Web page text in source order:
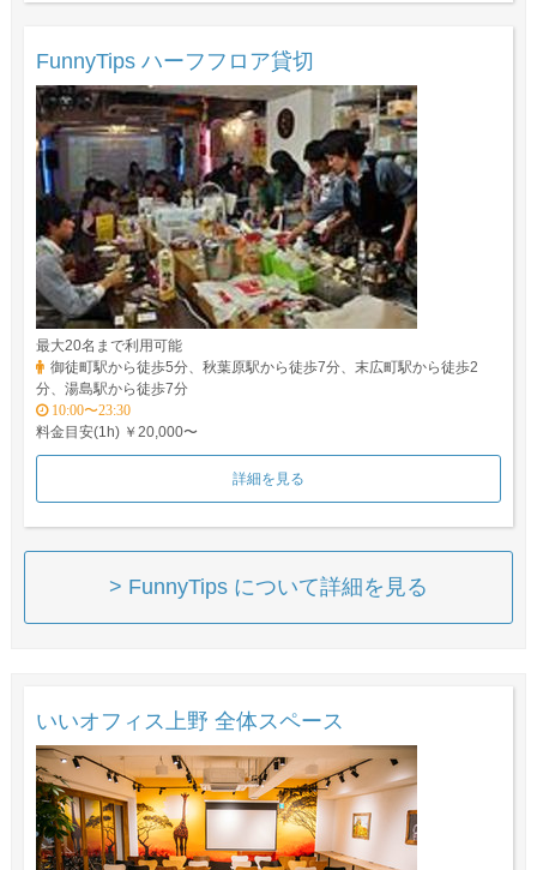
FunnyTips ハーフフロア貸切
最大20名まで利用可能
御徒町駅から徒歩5分、秋葉原駅から徒歩7分、末広町駅から徒歩2
分、湯島駅から徒歩7分
10:00〜23:30
料金目安(1h) ￥20,000〜
詳細を見る
> FunnyTips について詳細を見る
いいオフィス上野 全体スペース